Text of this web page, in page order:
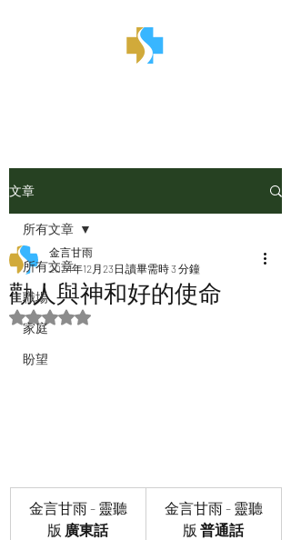
文章
所有文章
職場
家庭
盼望
所有文章
勸人與神和好的使命
金言甘雨
2024年12月23日 讀畢需時 3 分鐘
評等為 NaN（最高為 5 顆星）。
金言甘雨 - 靈聽
版 廣東話
金言甘雨 - 靈聽
版 普通話